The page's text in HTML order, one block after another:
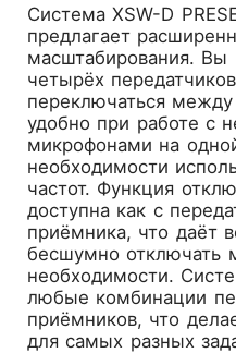
Система XSW-D
предлагает
масштабирования.
четырёх
переключаться
удобно при работе с
микрофонами на
необходимости
частот. Функция
доступна как с
приёмника, что даёт
бесшумно отключать
необходимости.
любые комбинации
приёмников, что
для самых разных